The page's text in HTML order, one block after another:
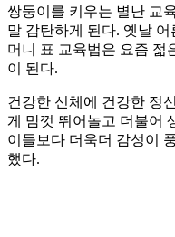
쌍둥이를 키우는 별난 교
말 감탄하게 된다. 옛날
머니 표 교육법은 요즘 젊
이 된다.
건강한 신체에 건강한 정
게 맘껏 뛰어놀고 더불어
이들보다 더욱더 감성이
했다.